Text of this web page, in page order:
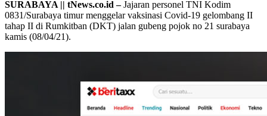
SURABAYA || tNews.co.id –Jajaran personel TNI Kodim
0831/Surabaya timur menggelar vaksinasi Covid-19 gelombang II
tahap II di Rumkitban (DKT) jalan gubeng pojok no 21 surabaya
kamis (08/04/21).